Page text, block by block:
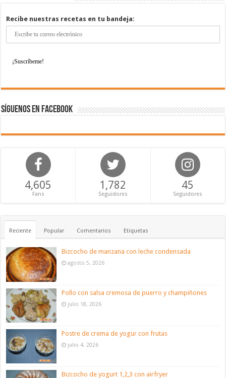
Recibe nuestras recetas en tu bandeja:
Síguenos en Facebook
4,605
Fans
1,782
Seguidores
45
Seguidores
Reciente Popular Comentarios Etiquetas
Bizcocho de manzana con leche condensada
agosto 5, 2026
Pollo con salsa cremosa de puerro y champiñones
julio 18, 2026
Postre de crema de yogur con frutas
julio 4, 2026
Bizcocho de yogurt 1,2,3 con airfryer